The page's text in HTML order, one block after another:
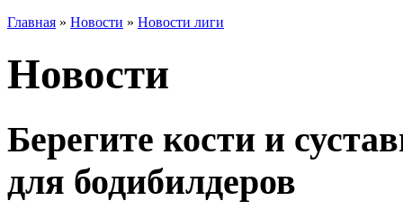
Главная » Новости » Новости лиги
Новости
Берегите кости и
для бодибилдеров